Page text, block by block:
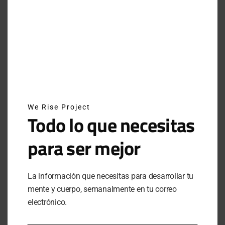
SUSCRÍBETE A NUESTRO NEWSLETTER
SUBSCRIBE
Al hacer clic en este botón, confirmas que has leído y
almacenamiento de información enviada por esta forma.
We Rise Project
Todo lo que necesitas
para ser mejor
La información que necesitas para desarrollar tu
mente y cuerpo, semanalmente en tu correo
electrónico.